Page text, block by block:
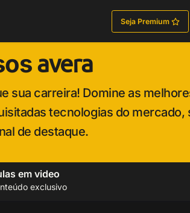
Seja Premium
avera
sua carreira! Domine as
tecnologias do mercado,
de destaque.
em video
exclusivo